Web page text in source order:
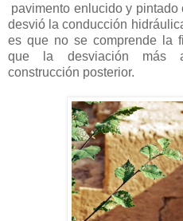
pavimento enlucido y
desvió la conducción
es que no se comprende la
que la desviación más
construcción posterior.